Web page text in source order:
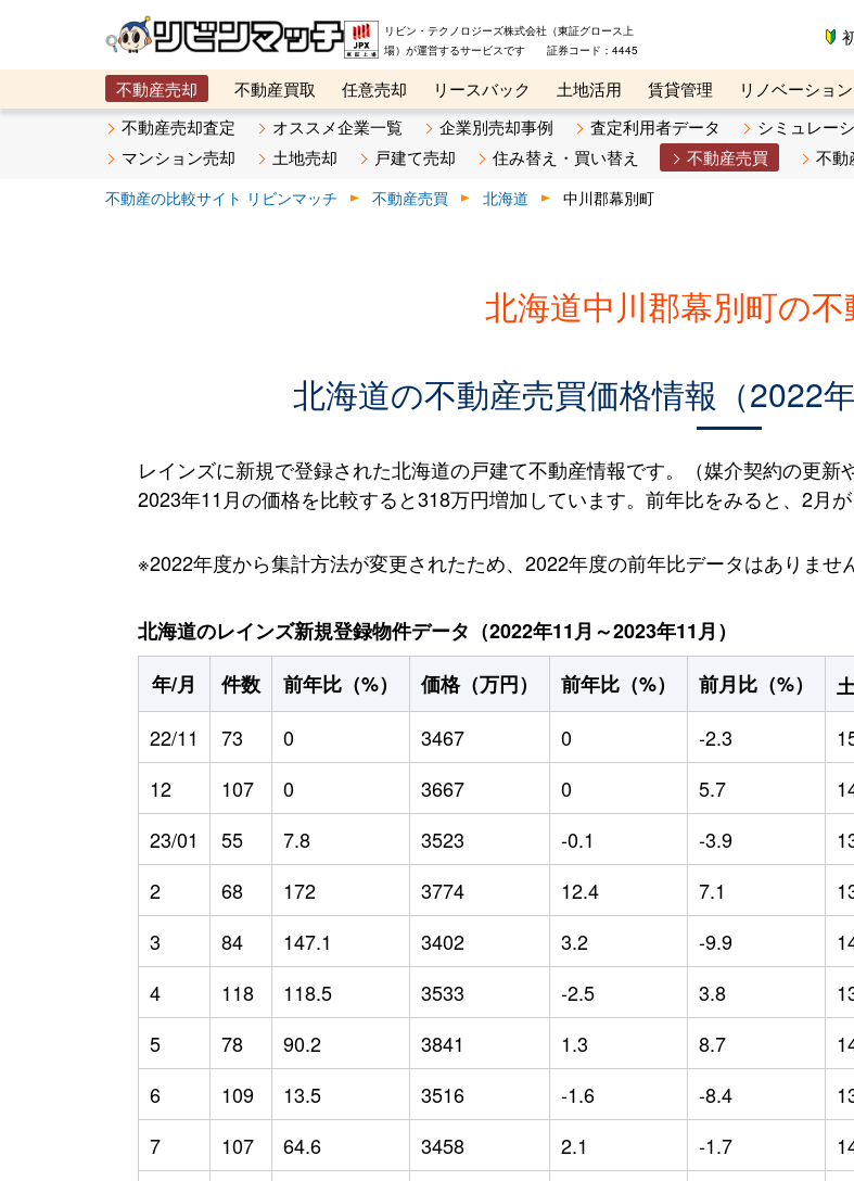
リビン・テクノロジーズ株式会社（東証グロース上
場）が運営するサービスです 証券コード：4445
不動産売却 不動産買取 任意売却 リースバック 土地活用 賃貸管理 リノベーション
メタ住宅展示場
ベスト不動産カンパニー オンライン講座 リビンマガジンBiz 不動産売却
不動産売却査定 オススメ企業一覧 企業別売却事例 査定利用者データ
シミュレー
マンション売却
土地売却 戸建て売却 住み替え・買い替え 不動産売買 不動
不動産の比較サイト リビンマッチ 不動産売買 北海道 中川郡幕別町
北海道中川郡幕別町の不
北海道の不動産売買価格情報（2022
レインズに新規で登録された北海道の戸建て不動産情報です。（媒介契約の更
2023年11月の価格を比較すると318万円増加しています。前年比をみると、2月が
※2022年度から集計方法が変更されたため、2022年度の前年比データはありません
北海道のレインズ新規登録物件データ（2022年11月～2023年11月）
年/月
件数 前年比（%） 価格（万円） 前年比（%） 前月比（%）
22/11
73 0 3467 0 -2.3
12
107 0 3667 0 5.7
23/01
55 7.8 3523 -0.1 -3.9
2
68 172 3774 12.4 7.1
3
84 147.1 3402 3.2 -9.9
4
118 118.5 3533 -2.5 3.8
5
78 90.2 3841 1.3 8.7
6
109 13.5 3516 -1.6 -8.4
7
107 64.6 3458 2.1 -1.7